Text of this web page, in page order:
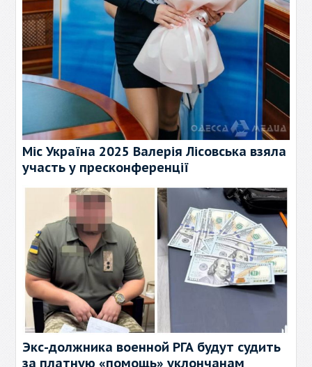
Міс Україна 2025 Валерія Лісовська взяла
участь у пресконференції
Экс-должника военной РГА будут судить
за платную «помощь» уклончанам